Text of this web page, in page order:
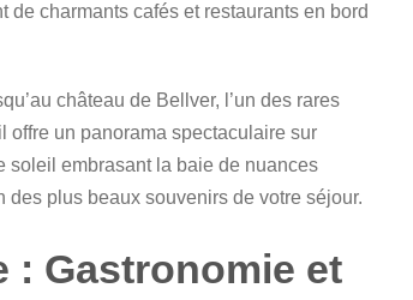
charmants cafés et restaurants en bord
château de Bellver, l’un des rares
offre un panorama spectaculaire sur
soleil embrasant la baie de nuances
des plus beaux souvenirs de votre séjour.
: Gastronomie et